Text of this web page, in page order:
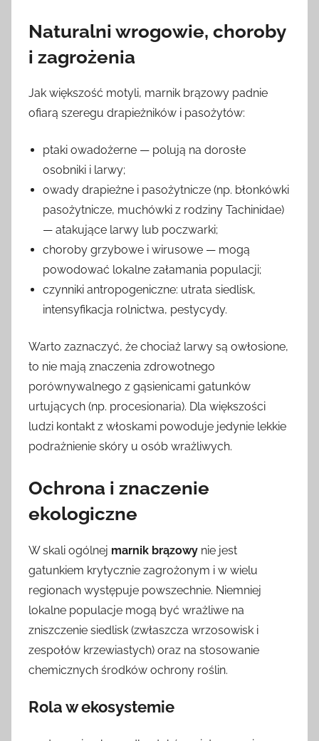
Naturalni wrogowie, choroby
i zagrożenia
Jak większość motyli, marnik brązowy padnie
ofiarą szeregu drapieżników i pasożytów:
ptaki owadożerne — polują na dorosłe
osobniki i larwy;
owady drapieżne i pasożytnicze (np. błonkówki
pasożytnicze, muchówki z rodziny Tachinidae)
— atakujące larwy lub poczwarki;
choroby grzybowe i wirusowe — mogą
powodować lokalne załamania populacji;
czynniki antropogeniczne: utrata siedlisk,
intensyfikacja rolnictwa, pestycydy.
Warto zaznaczyć, że chociaż larwy są owłosione,
to nie mają znaczenia zdrowotnego
porównywalnego z gąsienicami gatunków
urtujących (np. procesionaria). Dla większości
ludzi kontakt z włoskami powoduje jedynie lekkie
podrażnienie skóry u osób wrażliwych.
Ochrona i znaczenie
ekologiczne
W skali ogólnej marnik brązowy nie jest
gatunkiem krytycznie zagrożonym i w wielu
regionach występuje powszechnie. Niemniej
lokalne populacje mogą być wrażliwe na
zniszczenie siedlisk (zwłaszcza wrzosowisk i
zespołów krzewiastych) oraz na stosowanie
chemicznych środków ochrony roślin.
Rola w ekosystemie